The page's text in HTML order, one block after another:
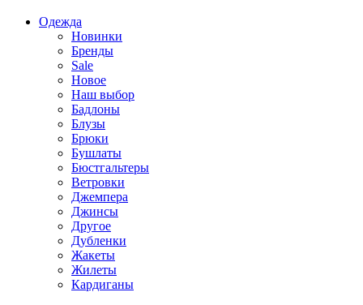
Одежда
Новинки
Бренды
Sale
Новое
Наш выбор
Бадлоны
Блузы
Брюки
Бушлаты
Бюстгальтеры
Ветровки
Джемпера
Джинсы
Другое
Дубленки
Жакеты
Жилеты
Кардиганы